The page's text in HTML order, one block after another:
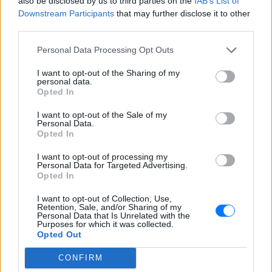
Downstream Participants that may further disclose it to other
Personal Data Processing Opt Outs
I want to opt-out of the Sharing of my
personal data.
Opted In
I want to opt-out of the Sale of my
Personal Data.
Opted In
I want to opt-out of processing my
Personal Data for Targeted Advertising.
Opted In
I want to opt-out of Collection, Use,
Retention, Sale, and/or Sharing of my
Personal Data that Is Unrelated with the
Purposes for which it was collected.
Opted Out
CONFIRM
ΔΕΙΤΕ ΕΠΙΣΗΣ
ΣΤΗΝ ΙΔΙΑ ΚΑΤΗΓΟΡΙΑ
συμβίωση του μικρού σκυλιού
ΧΤΕΣ
κτηνίατρο σε ένα μέρος όπου υπάρχει
αγέλη με λύκους, είναι επικίνδυνο» λέει
στο protothema.gr ο διδάκτορας
ζωολογίας του ΑΠΘ, Θεόδωρος Κομηνός